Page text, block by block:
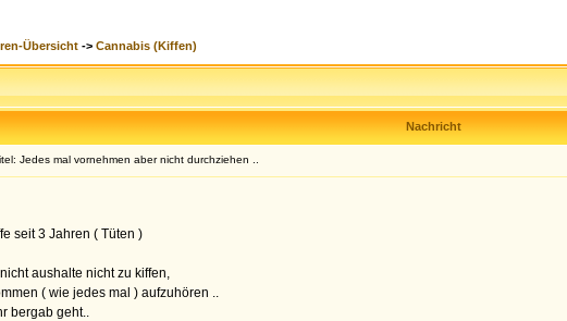
Übersicht -> Cannabis (Kiffen)
Nachricht
Jedes mal vornehmen aber nicht durchziehen ..
seit 3 Jahren ( Tüten )
aushalte nicht zu kiffen,
( wie jedes mal ) aufzuhören ..
bergab geht..